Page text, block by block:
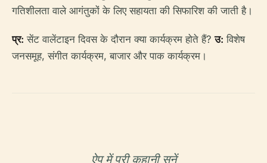
गतिशीलता वाले आगंतुकों के लिए सहायता की सिफारिश की जाती है।
प्र: सेंट वालेंटाइन दिवस के दौरान क्या कार्यक्रम होते हैं?उ: विशेष
जनसमूह, संगीत कार्यक्रम, बाजार और पाक कार्यक्रम।
ऐप में पूरी कहानी सुनें